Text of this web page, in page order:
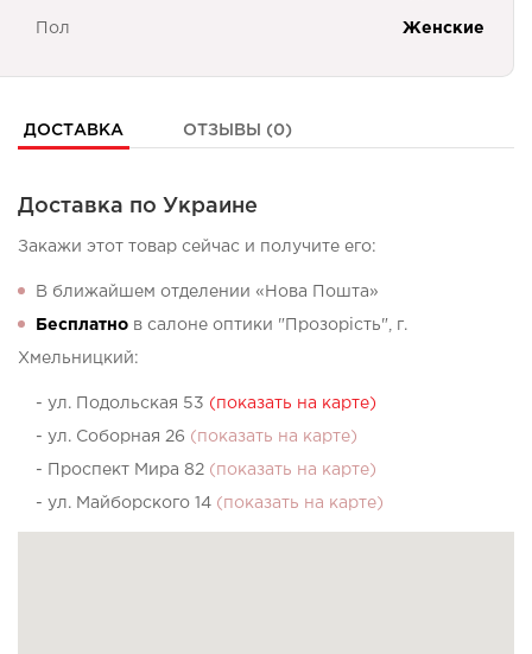
Пол Женские
ДОСТАВКА ОТЗЫВЫ (0)
Доставка по Украине
Закажи этот товар сейчас и получите его:
В ближайшем отделении «Нова Пошта»
Бесплатно в салоне оптики "Прозорість", г.
Хмельницкий:
- ул. Подольская 53 (показать на карте)
- ул. Соборная 26 (показать на карте)
- Проспект Мира 82 (показать на карте)
- ул. Майборского 14 (показать на карте)